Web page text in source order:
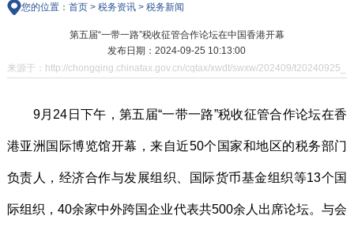
您的位置： 首页> 税务资讯> 税务新闻
第五届“一带一路”税收征管合作论坛在中国香港开幕
发布日期：2024-09-25 10:13:00
来源于：http://chongqing.chinatax.gov.cn/cqtax/xwdt/swxw/202409/
9月24日下午，第五届“一带一路”税收征管合作论坛在香
港亚洲国际博览馆开幕，来自近50个国家和地区的税务部门
负责人，经济合作与发展组织、国际货币基金组织等13个国
际组织，40余家中外跨国企业代表共500余人出席论坛。与会